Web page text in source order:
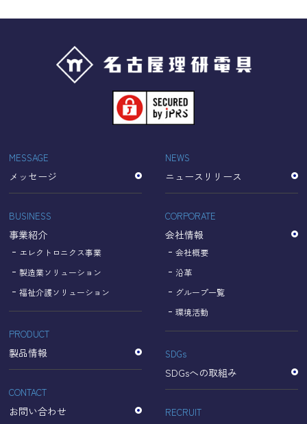
当サイトでは、より良いサービスの提供、またユーザビリ
ティの向上のため、Googleアナリティクスを使用し、当サ
イトの利用状況などのデータ収集及び解析を行っておりま
す。その際、「Cookie」を通じて、Googleがお客様のIPア
ドレスなどの情報を収集する場合がありますが、
「Cookie」で収集される情報は個人を特定できるものでは
収集されたデータはGoogleのプライバシーポリシーにおい
て管理されます。
なお、当サイトのご利用をもって、上述の方法・目的にお
いてGoogle及び当サイトが行うデータ処理に関し、お客様
【Googleのプライバシーポリシー】
https://policies.google.com/privacy?hl=ja
https://policies.google.com/technologies/partner-sites?
hl=ja
個人情報に関するお問い合わせ窓口
名古屋理研電具株式会社
TEL：052-833-1248
MESSAGE
メッセージ
BUSINESS
事業紹介
エレクトロニクス事業
製造業ソリューション
福祉介護ソリューション
PRODUCT
製品情報
CONTACT
お問い合わせ
NEWS
ニュースリリース
CORPORATE
会社情報
会社概要
沿革
グループ一覧
環境活動
SDGs
SDGsへの取組み
RECRUIT